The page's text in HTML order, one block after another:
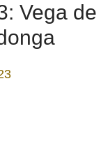
Vega de